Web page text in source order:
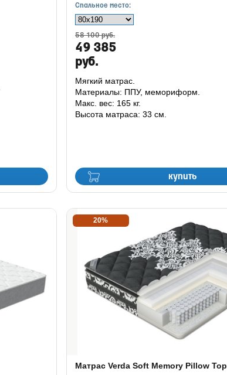
Спальное место:
58 100 руб.
49 385
руб.
купить
Мягкий матрас.
Материалы: ППУ, мемориформ.
Макс. вес: 165 кг.
Высота матраса: 33 см.
20%
Матрас Verda Soft Memory Pillow Top